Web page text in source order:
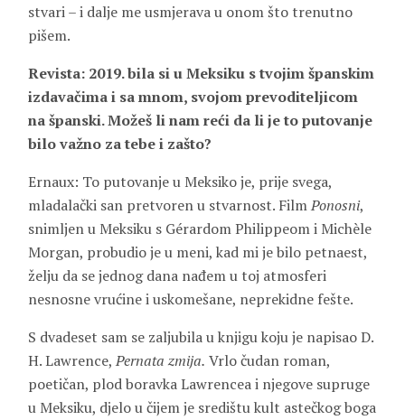
stvari – i dalje me usmjerava u onom što trenutno
pišem.
Revista: 2019. bila si u Meksiku s tvojim španskim
izdavačima i sa mnom, svojom prevoditeljicom
na španski. Možeš li nam reći da li je to putovanje
bilo važno za tebe i zašto?
Ernaux: To putovanje u Meksiko je, prije svega,
mladalački san pretvoren u stvarnost. FilmPonosni,
snimljen u Meksiku s Gérardom Philippeom i Michèle
Morgan, probudio je u meni, kad mi je bilo petnaest,
želju da se jednog dana nađem u toj atmosferi
nesnosne vrućine i uskomešane, neprekidne fešte.
S dvadeset sam se zaljubila u knjigu koju je napisao D.
H. Lawrence, Pernata zmija. Vrlo čudan roman,
poetičan, plod boravka Lawrencea i njegove supruge
u Meksiku, djelo u čijem je središtu kult astečkog boga